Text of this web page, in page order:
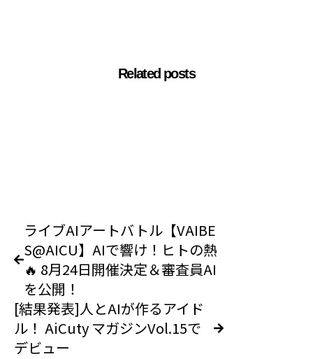
Related posts
ライブAIアートバトル【VAIBE
S@AICU】AIで響け！ヒトの熱
🔥 8月24日開催決定＆審査員AI
を公開！
[結果発表]人とAIが作るアイド
ル！ AiCuty マガジンVol.15で
デビュー